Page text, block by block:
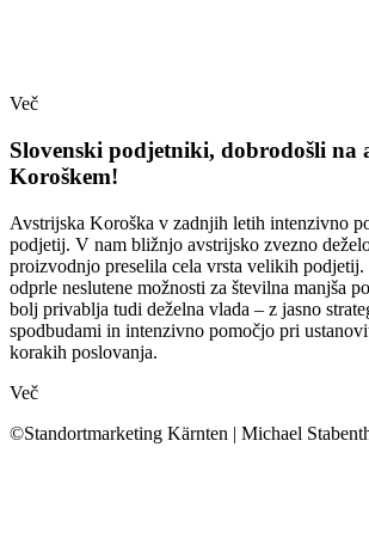
Več
Slovenski podjetniki, dobrodošli na
Koroškem!
Avstrijska Koroška v zadnjih letih intenzivno
podjetij. V nam bližnjo avstrijsko zvezno
proizvodnjo preselila cela vrsta velikih podjetij.
odprle neslutene možnosti za številna manjša
bolj privablja tudi deželna vlada – z jasno
spodbudami in intenzivno pomočjo pri
korakih poslovanja.
Več
©Standortmarketing Kärnten | Michael